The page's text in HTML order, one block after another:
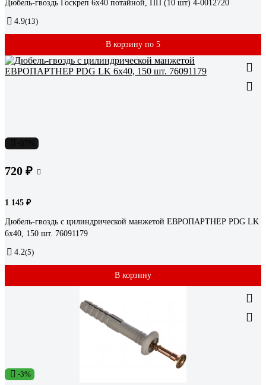
Дюбель-гвоздь Госкреп 6х40 потайной, ПП (10 шт) 4-0012720
4.9(13)
В корзину по 5
720 ₽
1 145 ₽
Дюбель-гвоздь с цилиндрической манжетой ЕВРОПАРТНЕР PDG LK
6x40, 150 шт. 76091179
4.2(5)
В корзину
-3%